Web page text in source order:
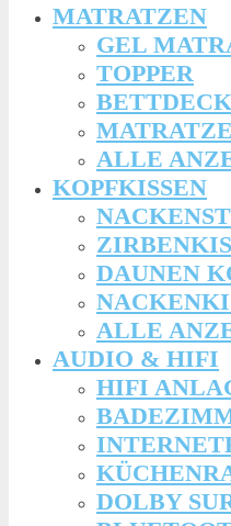
MATRATZEN
GEL
TOPPER
ALLE
KOPFKISSEN
DAUNEN
ALLE
AUDIO & HIFI
HIFI
DOLBY